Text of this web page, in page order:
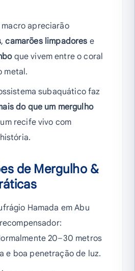
apreciarão
,camarões limpadores e
que vivem entre o coral
metal.
subaquático faz
do que um mergulho
recife vivo com
de Mergulho &
Hamada em Abu
20–30 metros
e boa penetração de luz.